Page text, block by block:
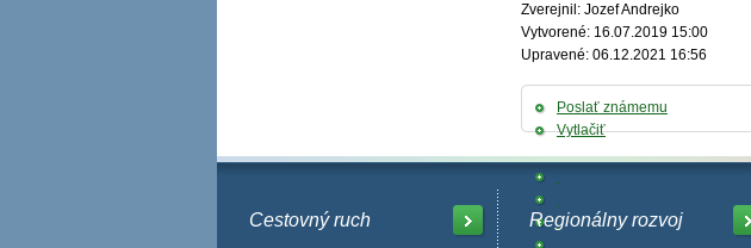
Zverejnil: Jozef Andrejko
Vytvorené: 16.07.2019 15:00
Upravené: 06.12.2021 16:56
Poslať známemu
Vytlačiť
Cestovný ruch Regionálny rozvoj